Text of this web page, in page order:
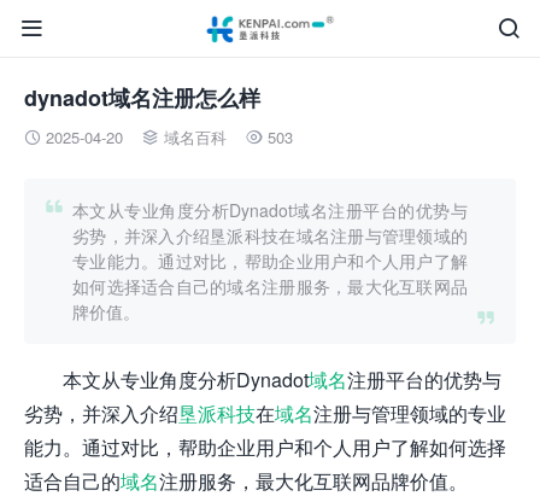


dynadot域名注册怎么样
 2025-04-20  域名百科  503


本文从专业角度分析Dynadot域名注册平台的优势与
劣势，并深入介绍垦派科技在域名注册与管理领域的
专业能力。通过对比，帮助企业用户和个人用户了解
如何选择适合自己的域名注册服务，最大化互联网品
牌价值。
本文从专业角度分析Dynadot域名注册平台的优势与
劣势，并深入介绍垦派科技在域名注册与管理领域的专业
能力。通过对比，帮助企业用户和个人用户了解如何选择
适合自己的域名注册服务，最大化互联网品牌价值。